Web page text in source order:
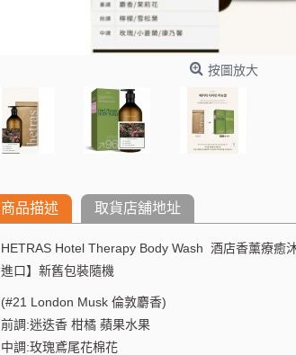
按圖放大
商品描述 取貨店舖地址
HETRAS Hotel Therapy Body Wash 酒店香薰療
進口】新舊包裝隨機
(#21 London Musk 倫敦麝香)
前調:迷迭香 柑橘 蘋果水果
中調:玫瑰鳶尾花棉花